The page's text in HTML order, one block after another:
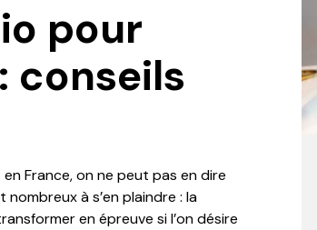
pour
conseils
France, on ne peut pas en dire
à s’en plaindre : la
en épreuve si l’on désire